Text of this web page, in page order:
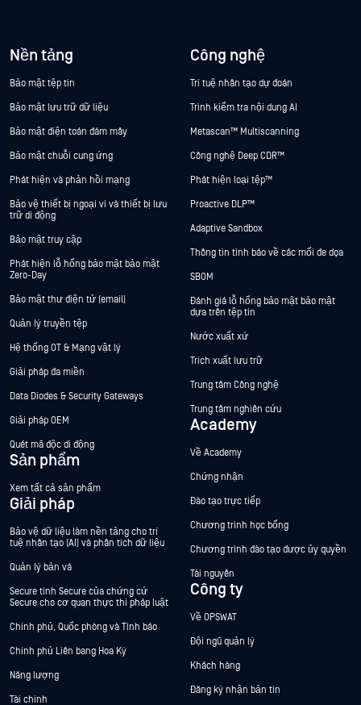
Nền tảng
Bảo mật tệp tin
Bảo mật lưu trữ dữ liệu
Bảo mật điện toán đám mây
Bảo mật chuỗi cung ứng
Phát hiện và phản hồi mạng
Bảo vệ thiết bị ngoại vi và thiết bị lưu
trữ di động
Bảo mật truy cập
Phát hiện lỗ hổng bảo mật bảo mật
Zero-Day
Bảo mật thư điện tử (email)
Quản lý truyền tệp
Hệ thống OT & Mạng vật lý
Giải pháp đa miền
Data Diodes & Security Gateways
Giải pháp OEM
Quét mã độc di động
Sản phẩm
Xem tất cả sản phẩm
Giải pháp
Bảo vệ dữ liệu làm nền tảng cho trí
tuệ nhân tạo (AI) và phân tích dữ liệu
Quản lý bản vá
Secure tính Secure của chứng cứ
Secure cho cơ quan thực thi pháp luật
Chính phủ, Quốc phòng và Tình báo
Chính phủ Liên bang Hoa Kỳ
Năng lượng
Tài chính
Công nghệ
Trí tuệ nhân tạo dự đoán
Trình kiểm tra nội dung AI
Metascan™ Multiscanning
Công nghệ Deep CDR™
Phát hiện loại tệp™
Proactive DLP™
Adaptive Sandbox
Thông tin tình báo về các mối đe dọa
SBOM
Đánh giá lỗ hổng bảo mật bảo mật
dựa trên tệp tin
Nước xuất xứ
Trích xuất lưu trữ
Trung tâm Công nghệ
Trung tâm nghiên cứu
Academy
Về Academy
Chứng nhận
Đào tạo trực tiếp
Chương trình học bổng
Chương trình đào tạo được ủy quyền
Tài nguyên
Công ty
Về OPSWAT
Đội ngũ quản lý
Khách hàng
Đăng ký nhận bản tin